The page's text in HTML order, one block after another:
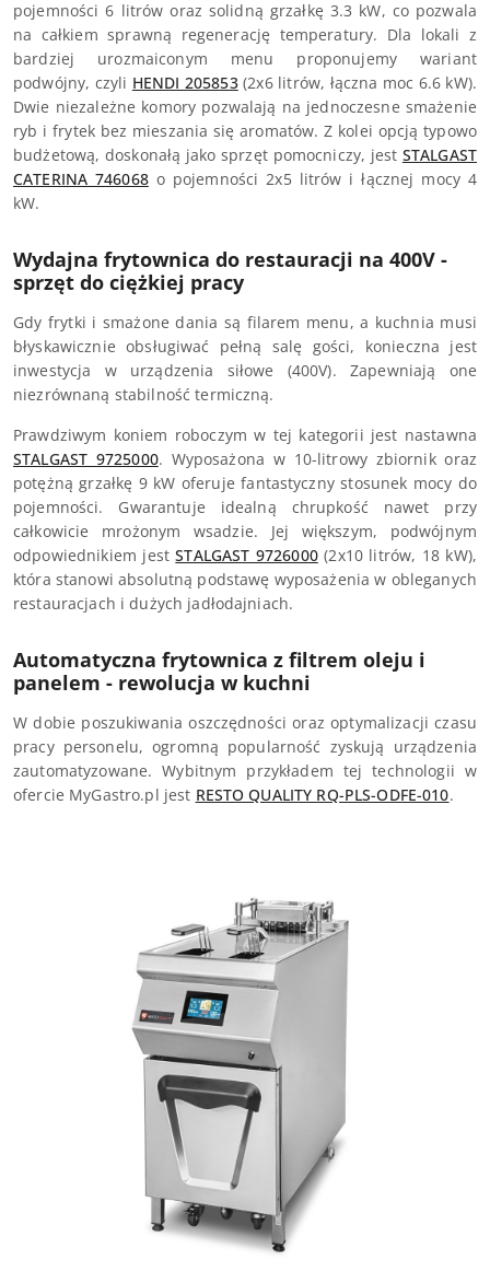
pojemności 6 litrów oraz solidną grzałkę 3.3 kW, co pozwala
na całkiem sprawną regenerację temperatury. Dla lokali z
bardziej urozmaiconym menu proponujemy wariant
podwójny, czyli HENDI 205853(2x6 litrów, łączna moc 6.6 kW).
Dwie niezależne komory pozwalają na jednoczesne smażenie
ryb i frytek bez mieszania się aromatów. Z kolei opcją typowo
budżetową, doskonałą jako sprzęt pomocniczy, jest STALGAST
CATERINA 746068o pojemności 2x5 litrów i łącznej mocy 4
kW.
Wydajna frytownica do restauracji na 400V -
sprzęt do ciężkiej pracy
Gdy frytki i smażone dania są filarem menu, a kuchnia musi
błyskawicznie obsługiwać pełną salę gości, konieczna jest
inwestycja w urządzenia siłowe (400V). Zapewniają one
niezrównaną stabilność termiczną.
Prawdziwym koniem roboczym w tej kategorii jest nastawna
STALGAST 9725000. Wyposażona w 10-litrowy zbiornik oraz
potężną grzałkę 9 kW oferuje fantastyczny stosunek mocy do
pojemności. Gwarantuje idealną chrupkość nawet przy
całkowicie mrożonym wsadzie. Jej większym, podwójnym
odpowiednikiem jestSTALGAST 9726000(2x10 litrów, 18 kW),
która stanowi absolutną podstawę wyposażenia w obleganych
restauracjach i dużych jadłodajniach.
Automatyczna frytownica z filtrem oleju i
panelem - rewolucja w kuchni
W dobie poszukiwania oszczędności oraz optymalizacji czasu
pracy personelu, ogromną popularność zyskują urządzenia
zautomatyzowane. Wybitnym przykładem tej technologii w
ofercie MyGastro.pl jest RESTO QUALITY RQ-PLS-ODFE-010.